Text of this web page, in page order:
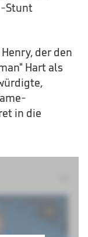
Stunt
der den
Hart als
in die